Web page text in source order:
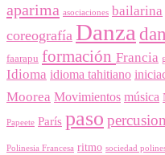
aparima asociaciones bailarina
coreografía Danza
faarapu formación Francia
Idioma idioma tahitiano
Moorea Movimientos música
Papeete París paso
Polinesia Francesa ritmo sociedad